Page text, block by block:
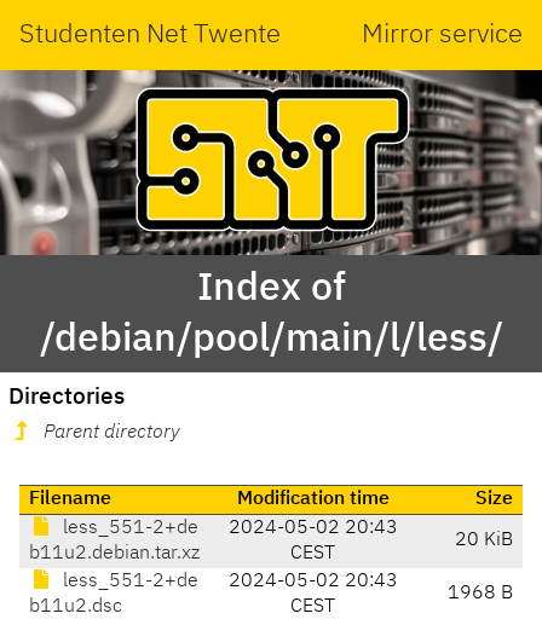
Studenten Net Twente Mirror service
Index of
/debian/pool/main/l/less/
Directories
Parent directory
Filename Modification time
Size
less_551-2+de
b11u2.debian.tar.xz
2024-05-02 20:43
CEST
20 KiB
less_551-2+de
b11u2.dsc
2024-05-02 20:43
CEST
1968 B